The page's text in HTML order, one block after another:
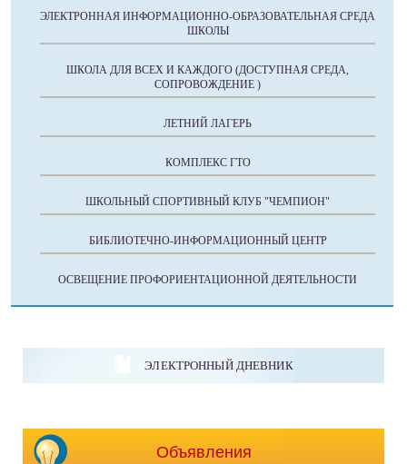
ЭЛЕКТРОННАЯ ИНФОРМАЦИОННО-ОБРАЗОВАТЕЛЬНАЯ СРЕДА
ШКОЛЫ
ШКОЛА ДЛЯ ВСЕХ И КАЖДОГО (ДОСТУПНАЯ СРЕДА,
СОПРОВОЖДЕНИЕ )
ЛЕТНИЙ ЛАГЕРЬ
КОМПЛЕКС ГТО
ШКОЛЬНЫЙ СПОРТИВНЫЙ КЛУБ "ЧЕМПИОН"
БИБЛИОТЕЧНО-ИНФОРМАЦИОННЫЙ ЦЕНТР
ОСВЕЩЕНИЕ ПРОФОРИЕНТАЦИОННОЙ ДЕЯТЕЛЬНОСТИ
ЭЛЕКТРОННЫЙ ДНЕВНИК
Объявления